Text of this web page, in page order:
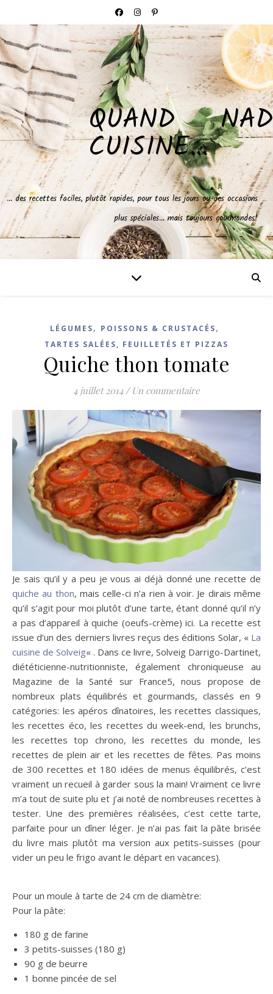
QUAND NAD
CUISINE…
… des recettes faciles, plutôt rapides, pour tous les jours ou des occasions
plus spéciales… mais toujours gourmandes!
LÉGUMES, POISSONS & CRUSTACÉS,
TARTES SALÉES, FEUILLETÉS ET PIZZAS
Quiche thon tomate
4 juillet 2014 / Un commentaire
Je sais qu’il y a peu je vous ai déjà donné une recette de
quiche au thon, mais celle-ci n’a rien à voir. Je dirais même
qu’il s’agit pour moi plutôt d’une tarte, étant donné qu’il n’y
a pas d’appareil à quiche (oeufs-crème) ici. La recette est
issue d’un des derniers livres reçus des éditions Solar, « La
cuisine de Solveig« . Dans ce livre, Solveig Darrigo-Dartinet,
diététicienne-nutritionniste, également chroniqueuse au
Magazine de la Santé sur France5, nous propose de
nombreux plats équilibrés et gourmands, classés en 9
catégories: les apéros dînatoires, les recettes classiques,
les recettes éco, les recettes du week-end, les brunchs,
les recettes top chrono, les recettes du monde, les
recettes de plein air et les recettes de fêtes. Pas moins
de 300 recettes et 180 idées de menus équilibrés, c’est
vraiment un recueil à garder sous la main! Vraiment ce livre
m’a tout de suite plu et j’ai noté de nombreuses recettes à
tester. Une des premières réalisées, c’est cette tarte,
parfaite pour un dîner léger. Je n’ai pas fait la pâte brisée
du livre mais plutôt ma version aux petits-suisses (pour
vider un peu le frigo avant le départ en vacances).
Pour un moule à tarte de 24 cm de diamètre:
Pour la pâte:
180 g de farine
3 petits-suisses (180 g)
90 g de beurre
1 bonne pincée de sel